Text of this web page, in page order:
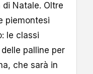
Natale. Oltre
piemontesi
le classi
palline per
che sarà in